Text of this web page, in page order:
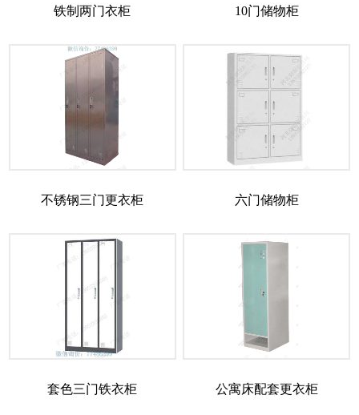
铁制两门衣柜 10门储物柜
不锈钢三门更衣柜 六门储物柜
套色三门铁衣柜 公寓床配套更衣柜